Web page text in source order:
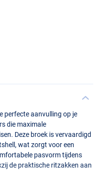
perfecte aanvulling op je
die maximale
Deze broek is vervaardigd
wat zorgt voor een
pasvorm tijdens
de praktische ritzakken aan